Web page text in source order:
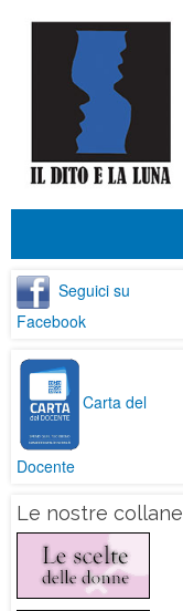
Seguici su
Facebook
Carta del
Docente
Le nostre collane